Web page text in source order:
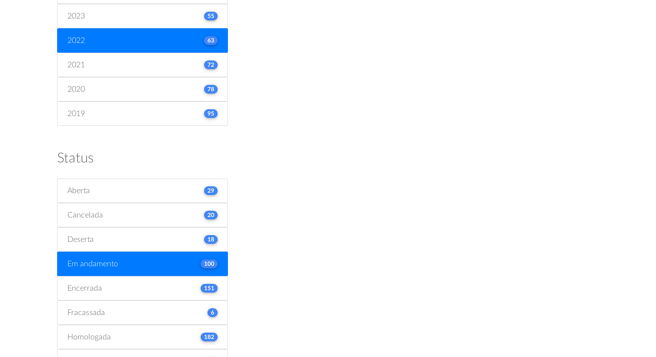
2023 55
2022 63
2021 72
2020 78
2019 95
Status
Aberta 29
Cancelada 20
Deserta 18
Em andamento 100
Encerrada 151
Fracassada 6
Homologada 182